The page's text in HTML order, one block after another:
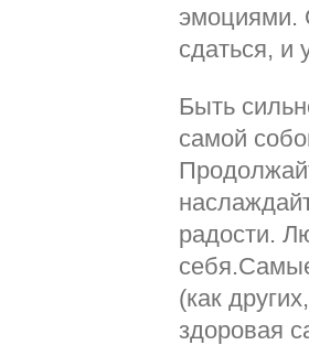
эмоциями.
сдаться, и
Быть
самой
радости.
(как
здоровая